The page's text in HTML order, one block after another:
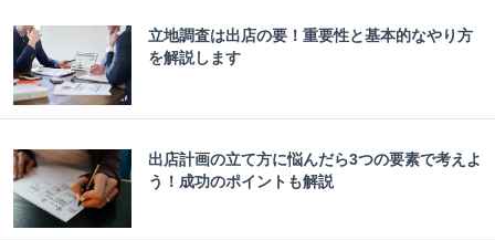
立地調査は出店の要！重要性と基本的なやり方
を解説します
出店計画の立て方に悩んだら3つの要素で考えよ
う！成功のポイントも解説